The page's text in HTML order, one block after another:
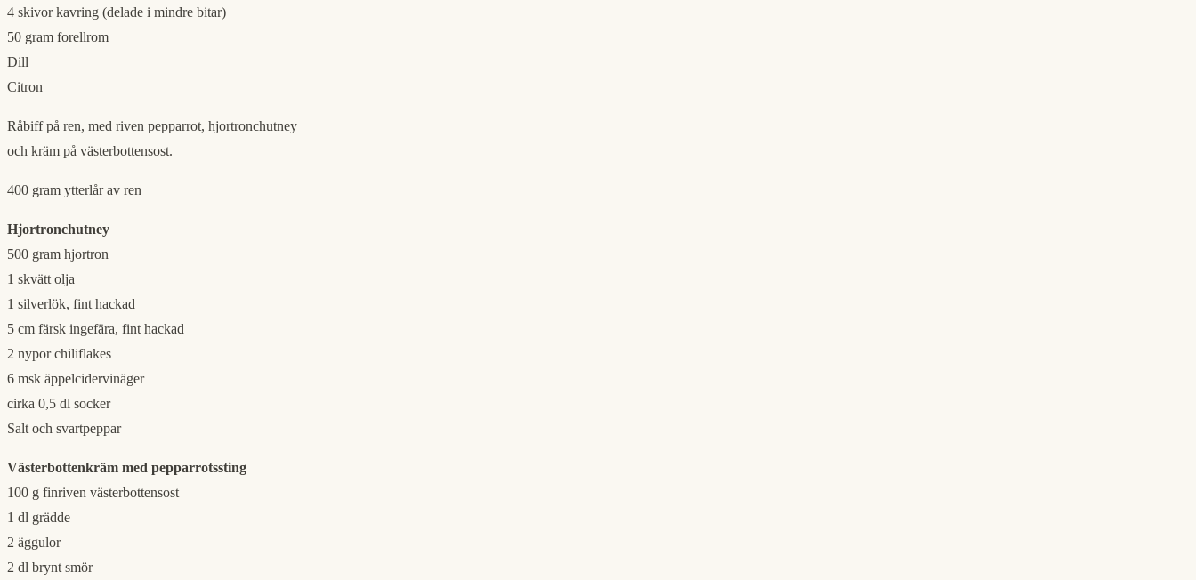
4 skivor kavring (delade i mindre bitar)
50 gram forellrom
Dill
Citron
Råbiff på ren, med riven pepparrot, hjortronchutney
och kräm på västerbottensost.
400 gram ytterlår av ren
Hjortronchutney
500 gram hjortron
1 skvätt olja
1 silverlök, fint hackad
5 cm färsk ingefära, fint hackad
2 nypor chiliflakes
6 msk äppelcidervinäger
cirka 0,5 dl socker
Salt och svartpeppar
Västerbottenkräm med pepparrotssting
100 g finriven västerbottensost
1 dl grädde
2 äggulor
2 dl brynt smör